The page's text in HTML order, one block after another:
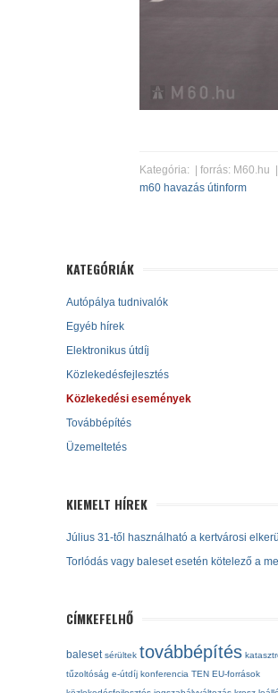
Kategória:
| forrás: M60.hu
m60 havazás útinform
KATEGÓRIÁK
Autópálya tudnivalók
Egyéb hírek
Elektronikus útdíj
Közlekedésfejlesztés
Közlekedési események
Továbbépítés
Üzemeltetés
KIEMELT HÍREK
Július 31-től használható a kertvárosi
Torlódás vagy baleset esetén kötelező a
CÍMKEFELHŐ
baleset sérültek továbbépítés
tűzoltóság e-útdíj konferencia TEN EU-források